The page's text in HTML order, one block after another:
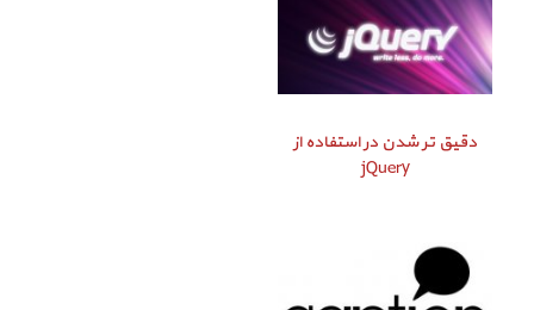
دقیق‌ تر شدن در استفاده از
jQuery